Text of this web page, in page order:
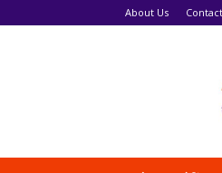
About Us